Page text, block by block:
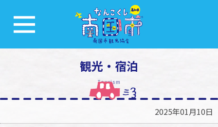
観光・宿泊
Tourism
2025年01月10日